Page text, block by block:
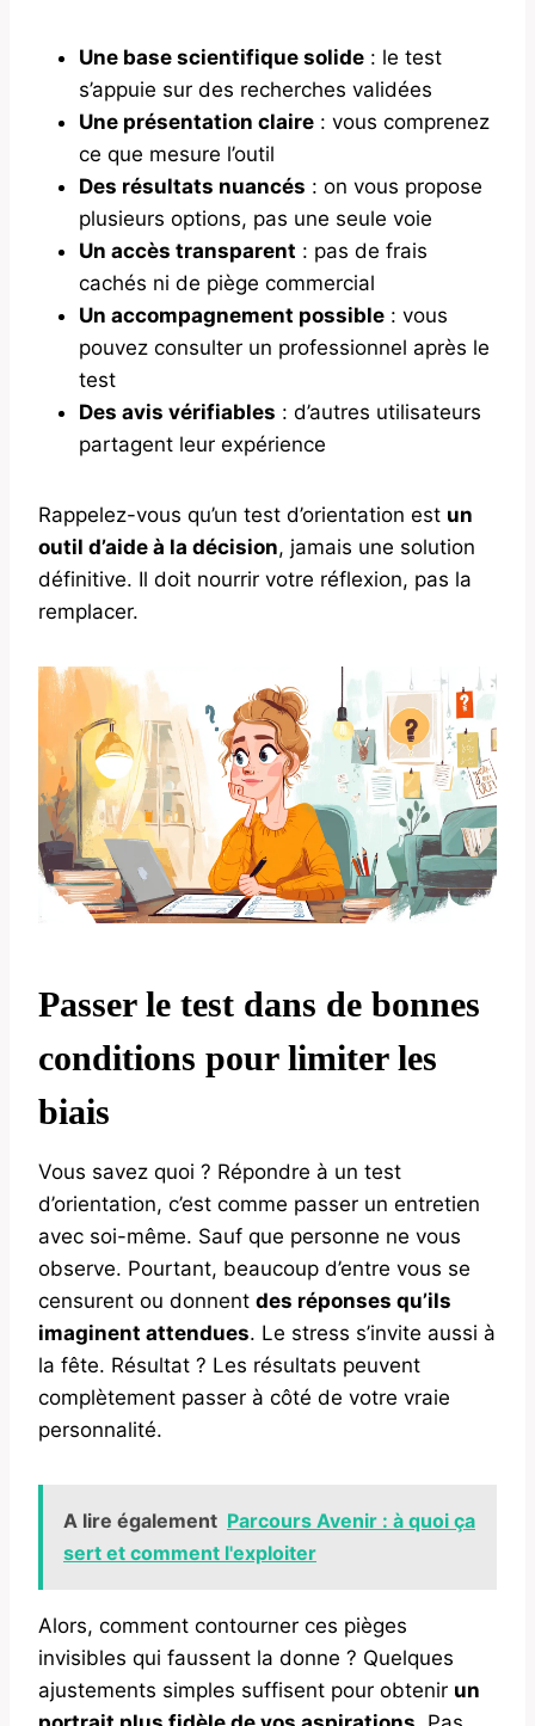
Une base scientifique solide : le test
s’appuie sur des recherches validées
Une présentation claire : vous comprenez
ce que mesure l’outil
Des résultats nuancés : on vous propose
plusieurs options, pas une seule voie
Un accès transparent : pas de frais
cachés ni de piège commercial
Un accompagnement possible : vous
pouvez consulter un professionnel après le
test
Des avis vérifiables : d’autres utilisateurs
partagent leur expérience
Rappelez-vous qu’un test d’orientation est un
outil d’aide à la décision, jamais une solution
définitive. Il doit nourrir votre réflexion, pas la
remplacer.
Passer le test dans de bonnes
conditions pour limiter les
biais
Vous savez quoi ? Répondre à un test
d’orientation, c’est comme passer un entretien
avec soi-même. Sauf que personne ne vous
observe. Pourtant, beaucoup d’entre vous se
censurent ou donnent des réponses qu’ils
imaginent attendues. Le stress s’invite aussi à
la fête. Résultat ? Les résultats peuvent
complètement passer à côté de votre vraie
personnalité.
A lire également Parcours Avenir : à quoi ça
sert et comment l'exploiter
Alors, comment contourner ces pièges
invisibles qui faussent la donne ? Quelques
ajustements simples suffisent pour obtenir un